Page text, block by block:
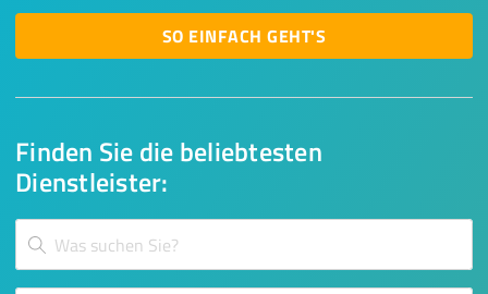
Finden Sie die beliebtesten
Dienstleister:
SO EINFACH GEHT'S